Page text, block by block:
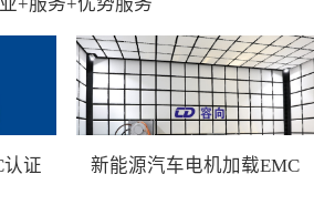
认证
新能源汽车电机加载EMC